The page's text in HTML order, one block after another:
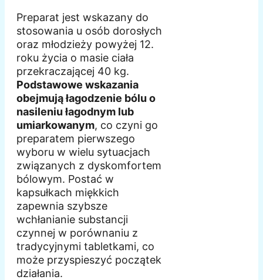
Preparat jest wskazany do
stosowania u osób dorosłych
oraz młodzieży powyżej 12.
roku życia o masie ciała
przekraczającej 40 kg.
Podstawowe wskazania
obejmują łagodzenie bólu o
nasileniu łagodnym lub
umiarkowanym, co czyni go
preparatem pierwszego
wyboru w wielu sytuacjach
związanych z dyskomfortem
bólowym. Postać w
kapsułkach miękkich
zapewnia szybsze
wchłanianie substancji
czynnej w porównaniu z
tradycyjnymi tabletkami, co
może przyspieszyć początek
działania.